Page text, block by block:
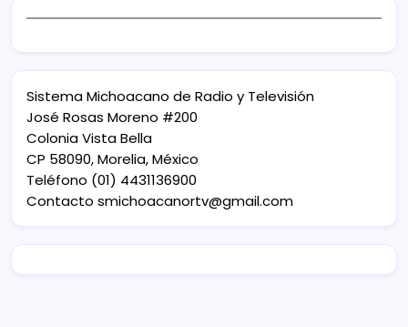
Sistema Michoacano de Radio y Televisión
José Rosas Moreno #200
Colonia Vista Bella
CP 58090, Morelia, México
Teléfono (01) 4431136900
Contacto smichoacanortv@gmail.com